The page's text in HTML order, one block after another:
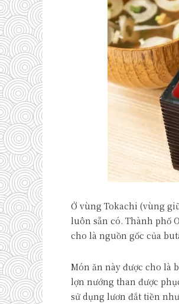
Ở vùng Tokachi (vùng
luôn sẵn có. Thành phố
cho là nguồn gốc của
Món ăn này được cho là
lợn nướng than được
sử dụng lươn đắt tiền